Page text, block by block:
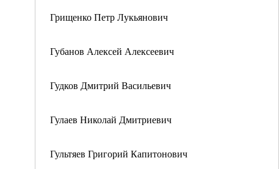
Грищенко Петр Лукьянович
Губанов Алексей Алексеевич
Гудков Дмитрий Васильевич
Гулаев Николай Дмитриевич
Гультяев Григорий Капитонович